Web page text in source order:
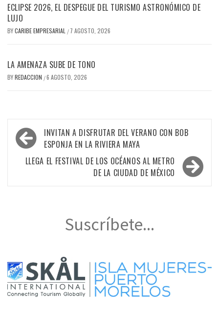
ECLIPSE 2026, EL DESPEGUE DEL TURISMO ASTRONÓMICO DE
LUJO
BYCARIBE EMPRESARIAL / 7 AGOSTO, 2026
LA AMENAZA SUBE DE TONO
BYREDACCION /6 AGOSTO, 2026
Navegación
de
entradas
INVITAN A DISFRUTAR DEL VERANO CON BOB
ESPONJA EN LA RIVIERA MAYA
LLEGA EL FESTIVAL DE LOS OCÉANOS AL METRO
DE LA CIUDAD DE MÉXICO
Suscríbete...